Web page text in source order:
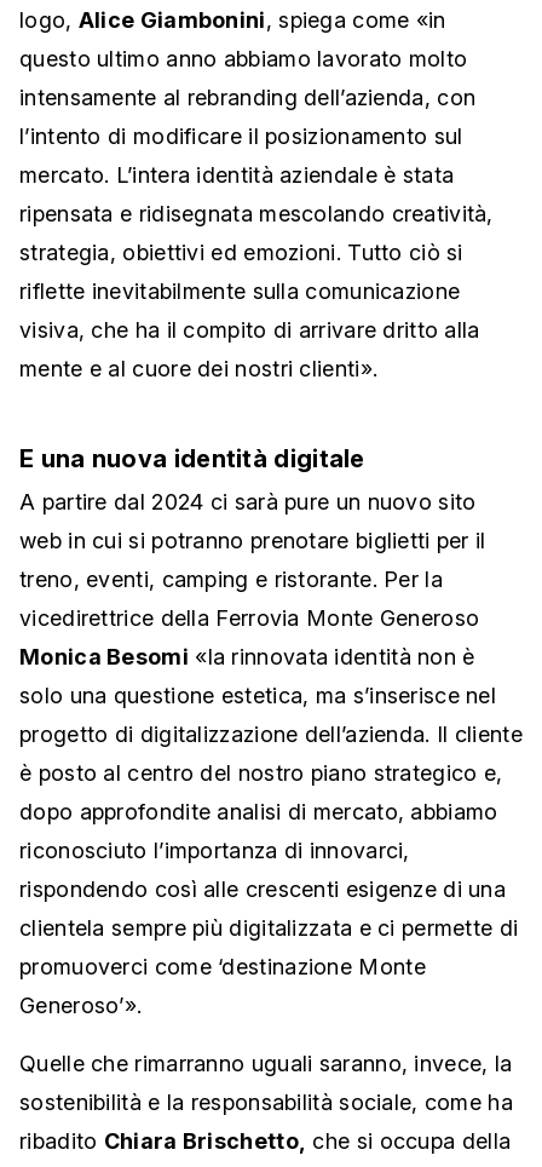
logo, Alice Giambonini, spiega come «in
questo ultimo anno abbiamo lavorato molto
intensamente al rebranding dell’azienda, con
l’intento di modificare il posizionamento sul
mercato. L’intera identità aziendale è stata
ripensata e ridisegnata mescolando creatività,
strategia, obiettivi ed emozioni. Tutto ciò si
riflette inevitabilmente sulla comunicazione
visiva, che ha il compito di arrivare dritto alla
mente e al cuore dei nostri clienti».
E una nuova identità digitale
A partire dal 2024 ci sarà pure un nuovo sito
web in cui si potranno prenotare biglietti per il
treno, eventi, camping e ristorante. Per la
vicedirettrice della Ferrovia Monte Generoso
Monica Besomi «la rinnovata identità non è
solo una questione estetica, ma s’inserisce nel
progetto di digitalizzazione dell’azienda. Il cliente
è posto al centro del nostro piano strategico e,
dopo approfondite analisi di mercato, abbiamo
riconosciuto l’importanza di innovarci,
rispondendo così alle crescenti esigenze di una
clientela sempre più digitalizzata e ci permette di
promuoverci come ‘destinazione Monte
Generoso’».
Quelle che rimarranno uguali saranno, invece, la
sostenibilità e la responsabilità sociale, come ha
ribadito Chiara Brischetto, che si occupa della